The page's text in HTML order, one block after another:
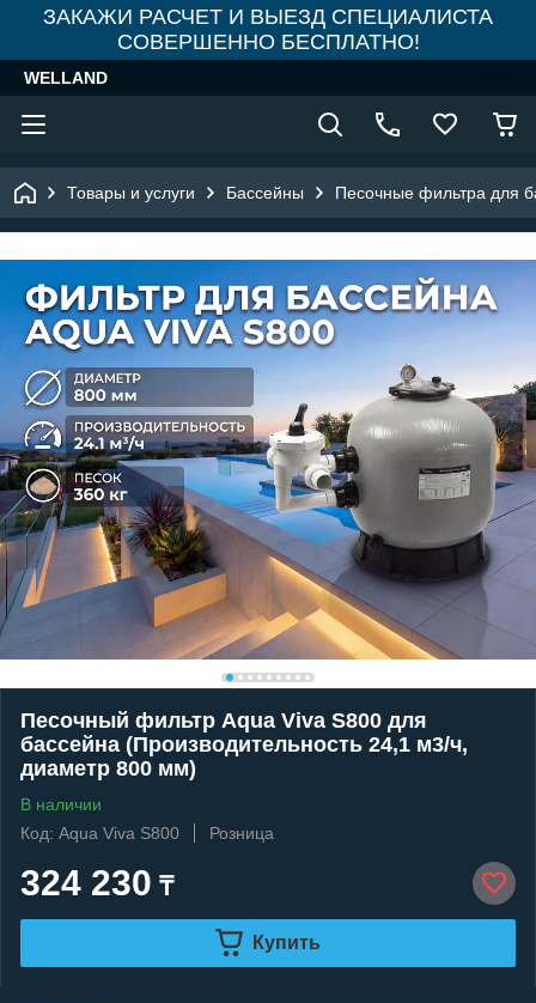
ЗАКАЖИ РАСЧЕТ И ВЫЕЗД СПЕЦИАЛИСТА
СОВЕРШЕННО БЕСПЛАТНО!
WELLAND
Товары и услуги Бассейны Песочные фильтра для
Песочный фильтр Aqua Viva S800 для
бассейна (Производительность 24,1 м3/ч,
диаметр 800 мм)
В наличии
Код: Aqua Viva S800
Розница
324 230 ₸
Купить